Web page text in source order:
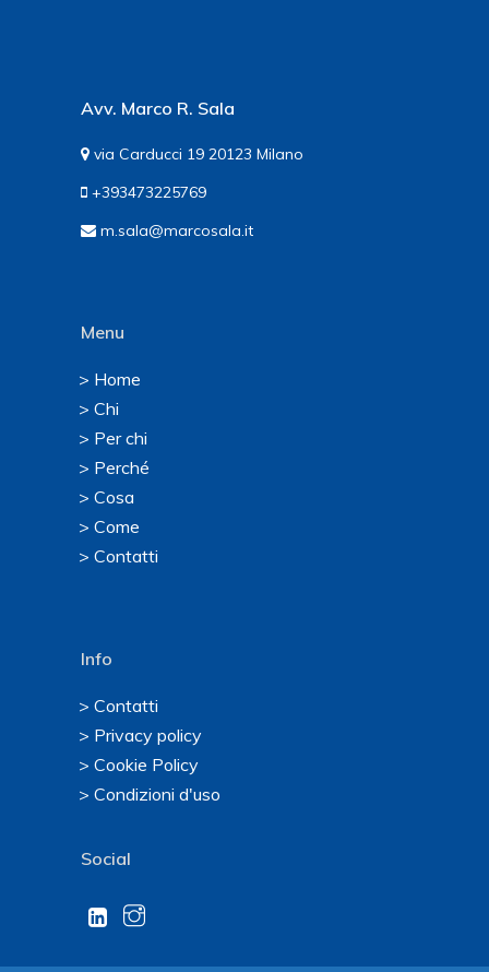
Avv. Marco R. Sala
via Carducci 19 20123 Milano
+393473225769
m.sala@marcosala.it
Menu
> Home
> Chi
> Per chi
> Perché
> Cosa
> Come
> Contatti
Info
> Contatti
> Privacy policy
> Cookie Policy
> Condizioni d'uso
Social